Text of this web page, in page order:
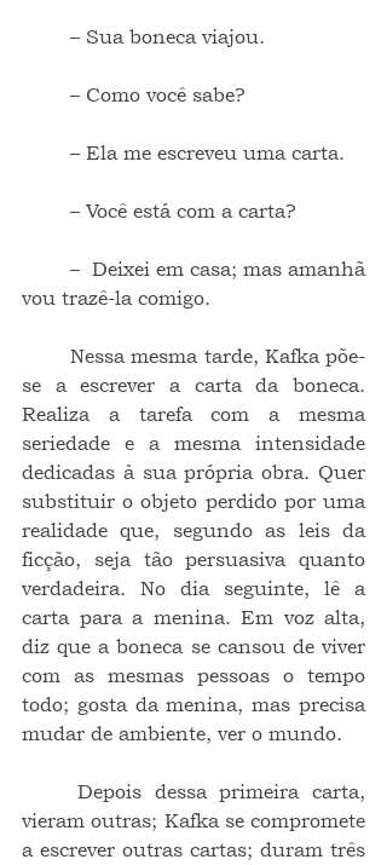
	– Sua boneca viajou.
	– Como você sabe?
	– Ela me escreveu uma carta.
	– Você está com a carta?
vou trazê-la comigo.
	Nessa mesma tarde, Kafka põe-
se a escrever a carta da boneca.
Realiza a tarefa com a mesma
seriedade e a mesma intensidade
dedicadas à sua própria obra. Quer
substituir o objeto perdido por uma
realidade que, segundo as leis da
ficção, seja tão persuasiva quanto
verdadeira. No dia seguinte, lê a
carta para a menina. Em voz alta,
diz que a boneca se cansou de viver
com as mesmas pessoas o tempo
todo; gosta da menina, mas precisa
mudar de ambiente, ver o mundo.
vieram outras; Kafka se compromete
a escrever outras cartas; duram três